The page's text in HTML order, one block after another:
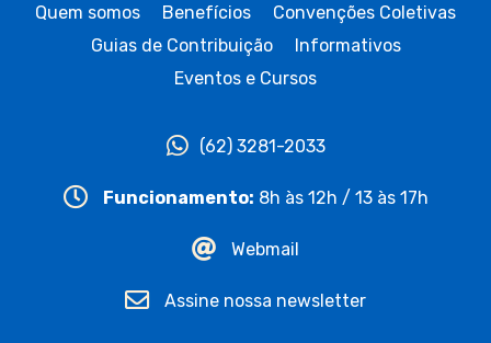
Quem somos Benefícios
Convenções Coletivas
Guias de Contribuição
Informativos
Eventos e Cursos
(62) 3281-2033
Funcionamento: 8h às 12h / 13 às 17h
Webmail
Assine nossa newsletter